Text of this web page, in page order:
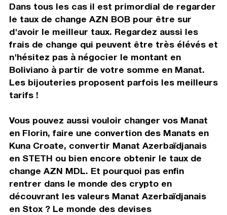
Dans tous les cas il est primordial de regarder
le taux de change AZN BOB pour être sur
d'avoir le meilleur taux. Regardez aussi les
frais de change qui peuvent être très élévés et
n'hésitez pas à négocier le montant en
Boliviano à partir de votre somme en Manat.
Les bijouteries proposent parfois les meilleurs
tarifs !
Vous pouvez aussi vouloir changer vos Manat
en Florin, faire une convertion des Manats en
Kuna Croate, convertir Manat Azerbaïdjanais
en STETH ou bien encore obtenir le taux de
change AZN MDL. Et pourquoi pas enfin
rentrer dans le monde des crypto en
découvrant les valeurs Manat Azerbaïdjanais
en Stox ? Le monde des devises